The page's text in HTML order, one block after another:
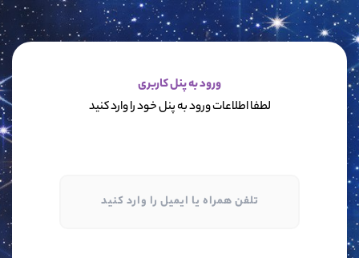
ورود به پنل کاربری
لطفا اطلاعات ورود به پنل خود را وارد کنید